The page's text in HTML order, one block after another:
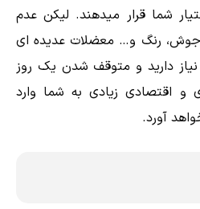
شما قرار میدهند. لیکن عدم
جوش، رنگ و… معضلات عدیده ای
نیاز دارید و متوقف شدن یک روز
و اقتصادی زیادی به شما وارد
آورد.